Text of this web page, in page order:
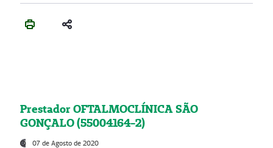
Prestador OFTALMOCLÍNICA SÃO
GONÇALO (55004164-2)
07 de Agosto de 2020